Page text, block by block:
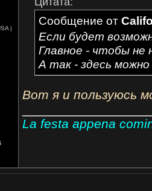
|
Сообщение от
Если будет
Главное - чтобы не
А так - здесь
Вот я и пользуюсь
La festa appena